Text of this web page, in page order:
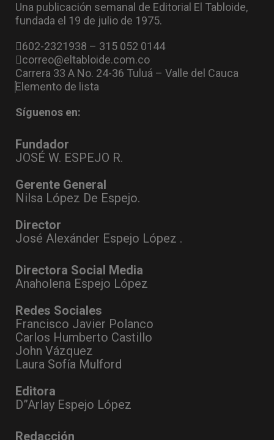
Una publicación semanal de Editorial El Tabloide,
fundada el 19 de julio de 1975.
602-2321938 – 315 052 0144
correo@eltabloide.com.co
Carrera 33 A No. 24-36 Tuluá – Valle del Cauca
Elemento de lista
Síguenos en:
Fundador
JOSÉ W. ESPEJO R.
Gerente General
Nilsa López De Espejo.
Director
José Alexánder Espejo López .
Directora Social Media
Anaholena Espejo López
Redes Sociales
Francisco Javier Polanco
Carlos Humberto Castillo
John Vázquez
Laura Sofía Mulford
Editora
D”Arlay Espejo López
Redacción